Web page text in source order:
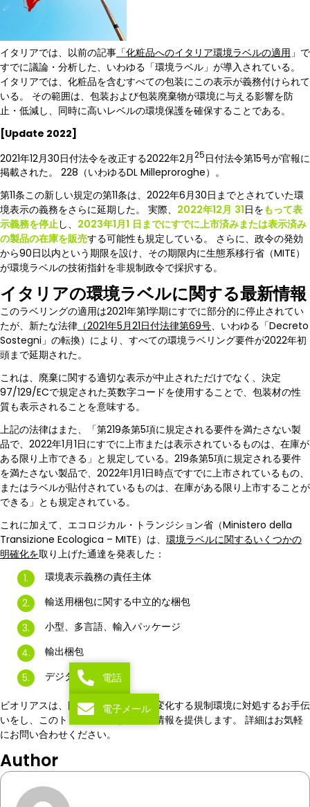
イタリアでは、以前の記事 「化粧品へのイタリア環境ラベルの適用 」で
すでに議論・分析した、いわゆる「環境ラベル」が導入されている。
イタリアでは、化粧品を含むすべての包装にこの表示が義務付けられて
いる。 その範囲は、包装および包装廃棄物が環境に与える影響を防
止・低減し、同時に高いレベルの環境保護を確保することである。
[Update 2022]
2021年12月30日付法令を改正する2022年2月25日付法令第15号が官報に
掲載された。 228（いわゆるDL Milleproroghe）。
第11条この新しい規定の第11条は、2022年6月30日までとされていた環
境表示の義務をさらに延期した。 実際、 2022年12月 31日をもって表
示義務を停止し、 2023年1月1 日までにすでに上市済みまたは表示済み
の製品の在庫を販売する可能性も規定している。 さらに、政令の発効
から90日以内という期限を設け、その期限内に生態系移行省（MITE）
が環境ラベルの技術指針を非規制政令で採択する。
イタリアの環境ラベルに関する最新情報
このラベリングの適用は2021年第1学期にすでに部分的に停止されてい
たが、新たな法律 （2021年5月21日付法律第69号、いわゆる「Decreto
Sostegni」の転換）により、すべての環境ラベリング要件が2022年初
頭まで延期された。
これは、廃棄に関する適切な表示が中止されただけでなく、決定
97/129/ECで規定された英数字コードを使用することで、包装材の性
質も表示されることを意味する。
上記の法律はまた、「第219条第5項に規定される要件を満たさない製
品で、2022年1月1日にすでに上市または表示されているものは、在庫が
ある限り上市できる」と規定している。219条第5項に規定される要件
を満たさない製品で、2022年1月1日時点ですでに上市されているもの、
またはラベルが貼付されているものは、在庫がある限り上市することが
できる」とも規定されている。
これに加えて、エコロジカル・トランジション省（Ministero della
Transizione Ecologica – MITE）は、 環境ラベルに関するいくつかの
明確化を取り上げた通達を発表した：
環境表示義務の責任主体
輸送用梱包に関する中立的な梱包
小型、多言語、輸入パッケージ
輸出梱包
デジタルの利用
ビオリアスは、困難でめまぐるしく変化する規制環境に対処するお手伝
いをし、このトピックに関する最新情報を提供します。 詳細はお気軽
にお問い合わせください。
Author
電話
電子メール